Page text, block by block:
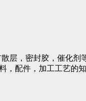
层，密封胶，催化
配件，加工工艺的